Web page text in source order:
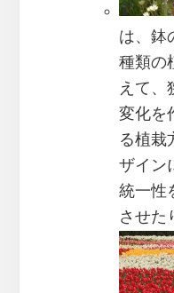
は、鉢
種類の
えて、
変化を
る植栽
ザイン
統一性
させた